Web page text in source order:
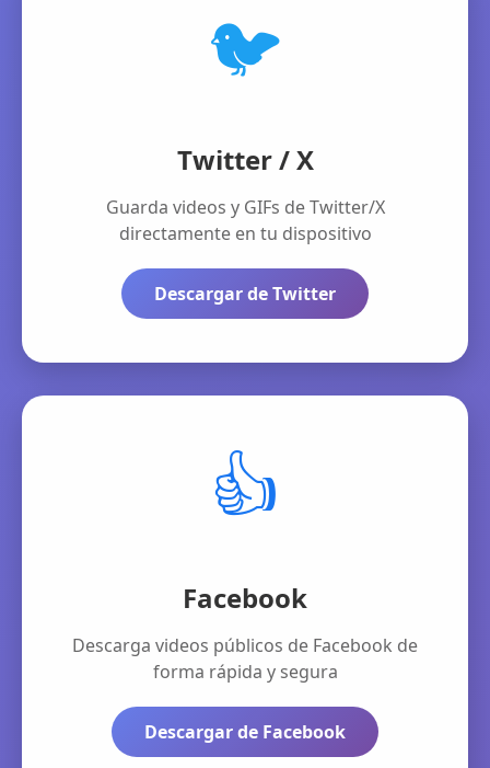
🐦
Twitter / X
Guarda videos y GIFs de Twitter/X
directamente en tu dispositivo
Descargar de Twitter
👍
Facebook
Descarga videos públicos de Facebook de
forma rápida y segura
Descargar de Facebook